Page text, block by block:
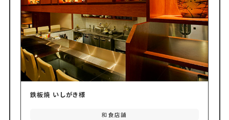
鉄板焼 いしがき様
和食店舗